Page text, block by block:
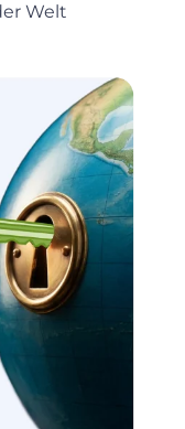
Welt